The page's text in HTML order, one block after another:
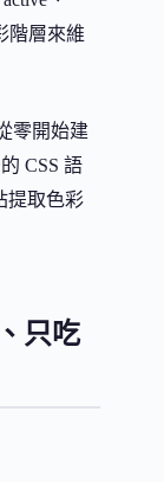
階層來維
零開始建
CSS 語
提取色彩
只吃